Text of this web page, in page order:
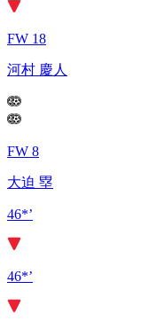
FW 18
河村 慶人
FW 8
大迫 塁
46*’
46*’